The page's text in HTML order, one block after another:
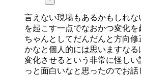
言えない現場もあるかもしれ
を起こす一点でなおかつ変化
ちゃんとしてだんだんと方向
かなと個人的には思いますな
変化させるという非常に怪しい
っと面白いなと思ったのでお